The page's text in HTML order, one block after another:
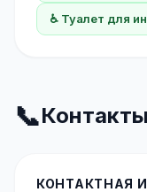
♿ Туалет для
📞
КОНТАКТНАЯ